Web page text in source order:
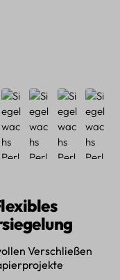
5 Sternen
Verschließen